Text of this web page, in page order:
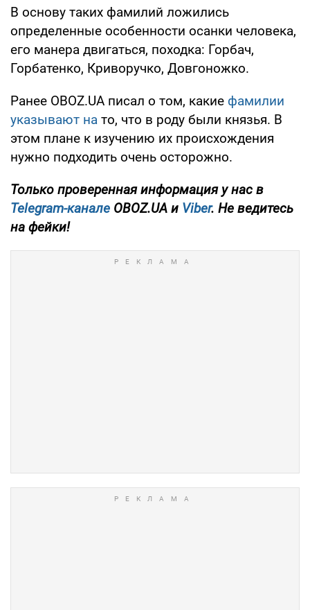
В основу таких фамилий ложились
определенные особенности осанки человека,
его манера двигаться, походка: Горбач,
Горбатенко, Криворучко, Довгоножко.
Ранее OBOZ.UA писал о том, какие фамилии
указывают на то, что в роду были князья. В
этом плане к изучению их происхождения
нужно подходить очень осторожно.
Только проверенная информация у нас в
Telegram-канале OBOZ.UA и Viber. Не ведитесь
на фейки!